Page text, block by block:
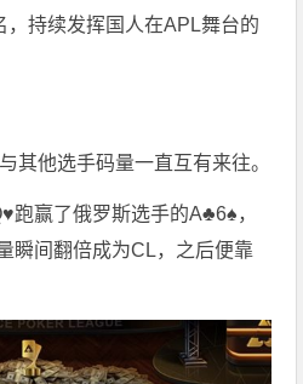
，持续发挥国人在APL舞台的
其他选手码量一直互有来往。
跑赢了俄罗斯选手的A♣6♠，
瞬间翻倍成为CL，之后便靠